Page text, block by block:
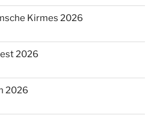
Kirmes 2026
2026
2026